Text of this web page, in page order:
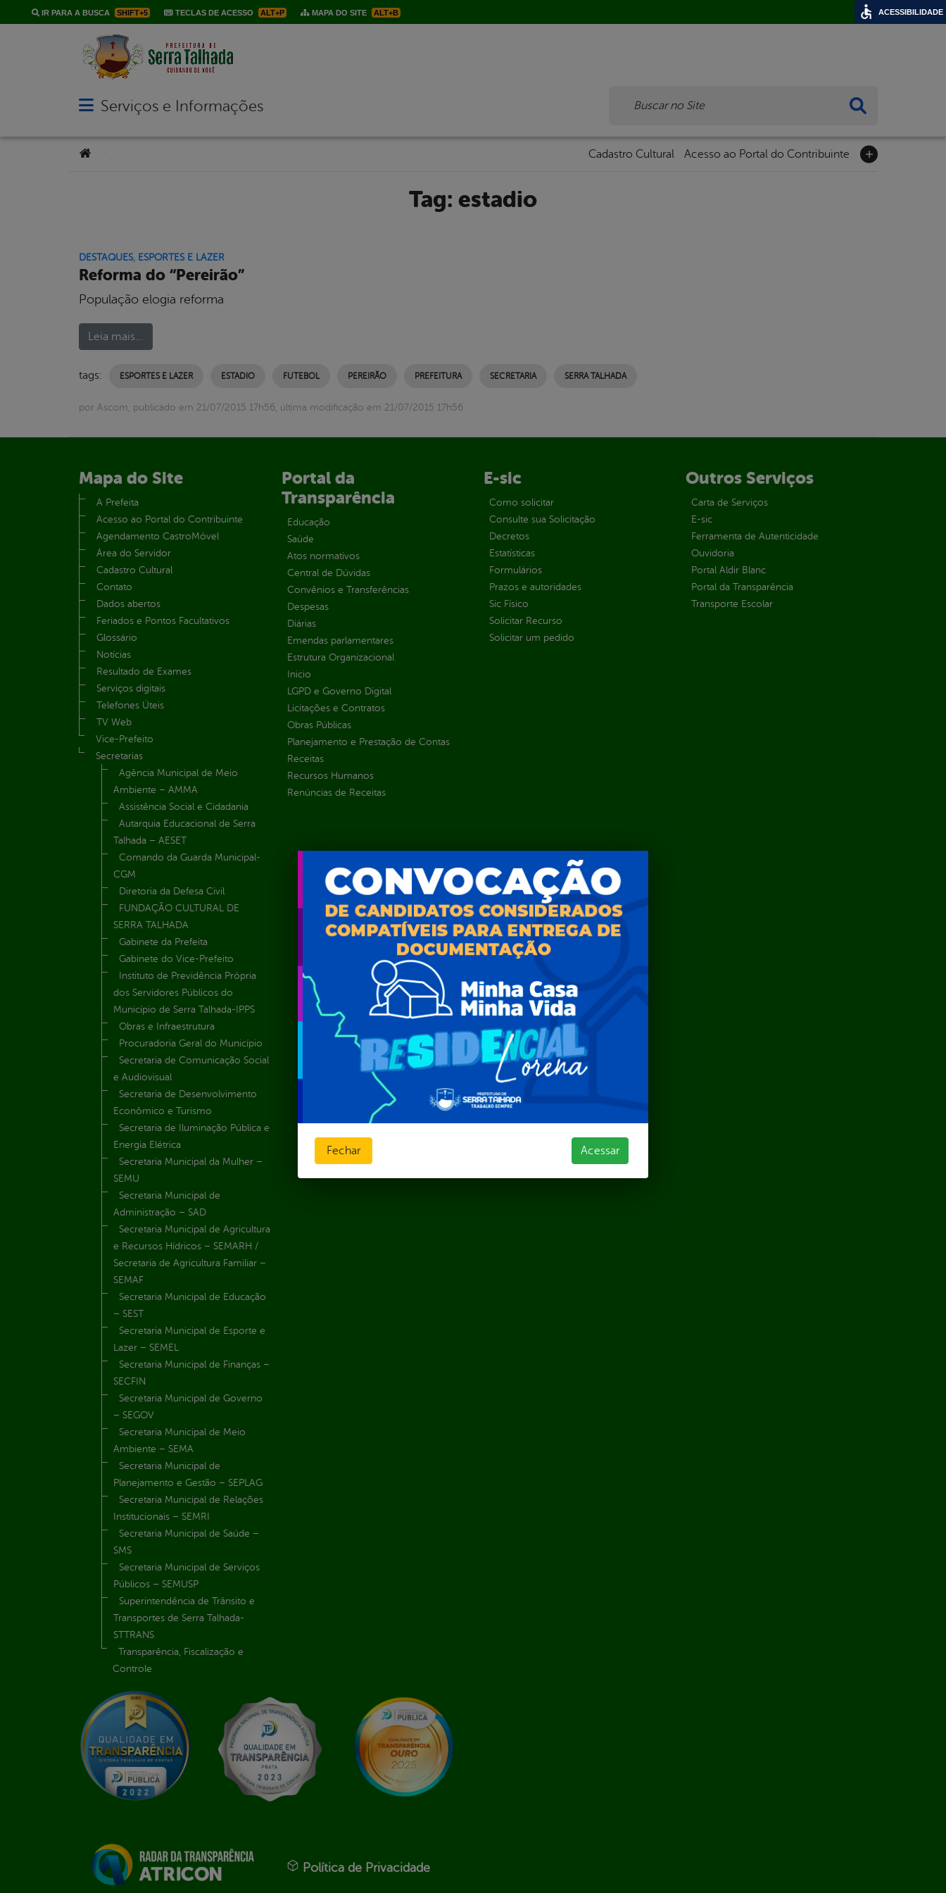
IR PARA A BUSCA SHIFT+5 TECLAS DE ACESSO ALT+P MAPA DO SITE ALT+B
Abrir menu principal de navegação
Serviços e Informações
Você está aqui: Cadastro Cultural Acesso ao Portal do Contribuinte
Tag: estadio
DESTAQUES, ESPORTES E LAZER
Reforma do “Pereirão”
População elogia reforma
Leia mais...
tags: ESPORTES E LAZER ESTADIO FUTEBOL PEREIRÃO PREFEITURA SECRETARIA SERRA TALHADA
por Ascom, publicado em 21/07/2015 17h56, última modificação em 21/07/2015 17h56
Mapa do Site
A Prefeita
Acesso ao Portal do Contribuinte
Agendamento CastroMóvel
Área do Servidor
Cadastro Cultural
Contato
Dados abertos
Feriados e Pontos Facultativos
Glossário
Notícias
Resultado de Exames
Serviços digitais
Telefones Úteis
TV Web
Vice-Prefeito
Secretarias
Agência Municipal de Meio
Ambiente – AMMA
Assistência Social e Cidadania
Autarquia Educacional de Serra
Talhada – AESET
Comando da Guarda Municipal-
CGM
Diretoria da Defesa Civil
FUNDAÇÃO CULTURAL DE
SERRA TALHADA
Gabinete da Prefeita
Gabinete do Vice-Prefeito
Instituto de Previdência Própria
dos Servidores Públicos do
Município de Serra Talhada-IPPS
Obras e Infraestrutura
Procuradoria Geral do Município
Secretaria de Comunicação Social
e Audiovisual
Secretaria de Desenvolvimento
Econômico e Turismo
Secretaria de Iluminação Pública e
Energia Elétrica
Secretaria Municipal da Mulher –
SEMU
Secretaria Municipal de
Administração – SAD
Secretaria Municipal de Agricultura
e Recursos Hídricos – SEMARH /
Secretaria de Agricultura Familiar –
SEMAF
Secretaria Municipal de Educação
– SEST
Secretaria Municipal de Esporte e
Lazer – SEMEL
Secretaria Municipal de Finanças –
SECFIN
Secretaria Municipal de Governo
– SEGOV
Secretaria Municipal de Meio
Ambiente – SEMA
Secretaria Municipal de
Planejamento e Gestão – SEPLAG
Secretaria Municipal de Relações
Institucionais – SEMRI
Secretaria Municipal de Saúde –
SMS
Secretaria Municipal de Serviços
Públicos – SEMUSP
Superintendência de Trânsito e
Transportes de Serra Talhada-
STTRANS
Transparência, Fiscalização e
Controle
Portal da
Transparência
Educação
Saúde
Atos normativos
Central de Dúvidas
Convênios e Transferências
Despesas
Diárias
Emendas parlamentares
Estrutura Organizacional
Inicio
LGPD e Governo Digital
Licitações e Contratos
Obras Públicas
Planejamento e Prestação de Contas
Receitas
Recursos Humanos
Renúncias de Receitas
E-sic
Como solicitar
Consulte sua Solicitação
Decretos
Estatísticas
Formulários
Prazos e autoridades
Sic Físico
Solicitar Recurso
Solicitar um pedido
Outros Serviços
Carta de Serviços
E-sic
Ferramenta de Autenticidade
Ouvidoria
Portal Aldir Blanc
Portal da Transparência
Transporte Escolar
Política de Privacidade
Fechar Acessar
ACESSIBILIDADE